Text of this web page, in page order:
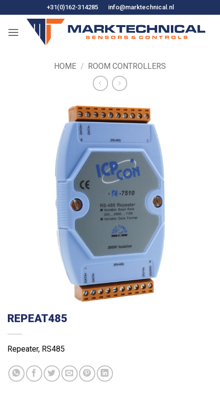
naar
+31(0)162-314285 info@marktechnical.nl
HOME / ROOM CONTROLLERS
REPEAT485
Repeater, RS485